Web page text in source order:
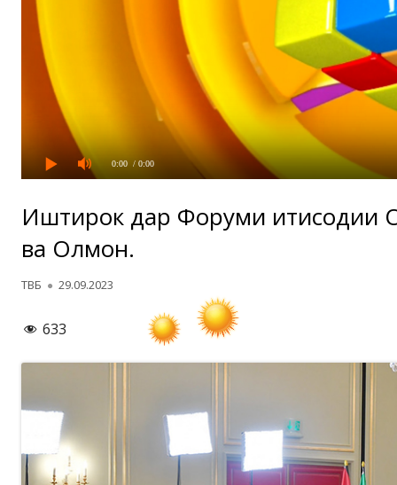
0:00 / 0:00
Иштирок дар Форуми иқтисодии
ва Олмон.
Автор
ТВБ Опубликовано
29.09.2023
633